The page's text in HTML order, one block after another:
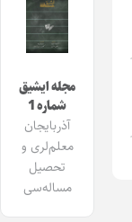
مجله ایشیق
شماره 1
آذربایجان
معلم‌لری و
تحصیل
مساله‌سی